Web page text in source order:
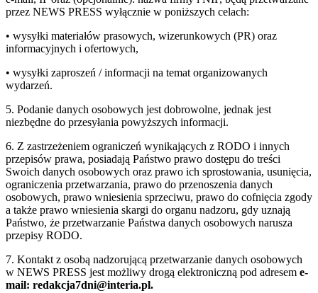
przez NEWS PRESS wyłącznie w poniższych celach:
• wysyłki materiałów prasowych, wizerunkowych (PR) oraz
informacyjnych i ofertowych,
• wysyłki zaproszeń / informacji na temat organizowanych
wydarzeń.
5. Podanie danych osobowych jest dobrowolne, jednak jest
niezbędne do przesyłania powyższych informacji.
6. Z zastrzeżeniem ograniczeń wynikających z RODO i innych
przepisów prawa, posiadają Państwo prawo dostępu do treści
Swoich danych osobowych oraz prawo ich sprostowania, usunięcia,
ograniczenia przetwarzania, prawo do przenoszenia danych
osobowych, prawo wniesienia sprzeciwu, prawo do cofnięcia zgody
a także prawo wniesienia skargi do organu nadzoru, gdy uznają
Państwo, że przetwarzanie Państwa danych osobowych narusza
przepisy RODO.
7. Kontakt z osobą nadzorującą przetwarzanie danych osobowych
w NEWS PRESS jest możliwy drogą elektroniczną pod adresem e-
mail: redakcja7dni@interia.pl.